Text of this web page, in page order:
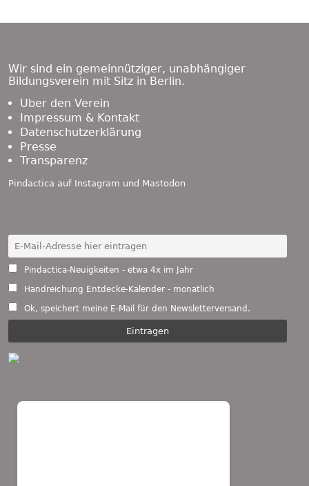
Wir sind ein gemeinnütziger, unabhängiger
Bildungsverein mit Sitz in Berlin.
Über den Verein
Impressum & Kontakt
Datenschutzerklärung
Presse
Transparenz
Pindactica auf Instagram und Mastodon
Pindactica-Neuigkeiten - etwa 4x im Jahr
Handreichung Entdecke-Kalender - monatlich
Ok, speichert meine E-Mail für den Newsletterversand.